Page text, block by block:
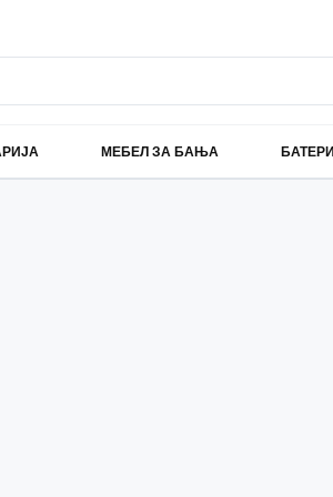
МЕБЕЛ ЗА БАЊА